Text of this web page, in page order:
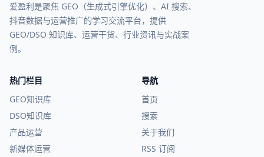
爱盈利是聚焦 GEO（生成式引擎优化）、AI 搜索、
抖音数据与运营推广的学习交流平台，提供
GEO/DSO 知识库、运营干货、行业资讯与实战案
例。
热门栏目
GEO知识库
DSO知识库
产品运营
新媒体运营
导航
首页
搜索
关于我们
RSS 订阅